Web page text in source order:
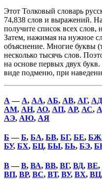
Этот Толковый словарь
74,838 слов и выражений.
получите список всех слов,
Затем, нажимая на нужное
объяснение. Многие буквы
несколько тысячь слов.
на основе первых двух
виде подменю, при
А — А, АА, АБ, АВ, АГ, АД
АМ, АН, АО, АП, АР, АС,
АЭ, АЮ, АЯ
Б —Б, БА, БВ, БГ, БЕ, БЖ
БУ, БХ, БЦ, БЫ, БЬ, БЭ,
В—В, ВА, ВВ, ВГ, ВД, ВЕ,
ВП, ВР, ВС, ВТ, ВУ, ВХ, ВЦ